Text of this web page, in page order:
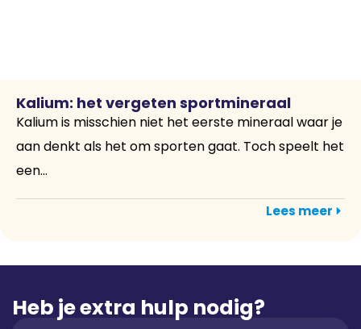
Kalium: het vergeten sportmineraal
Kalium is misschien niet het eerste mineraal waar je
aan denkt als het om sporten gaat. Toch speelt het
een...
Lees meer
Heb je extra hulp nodig?